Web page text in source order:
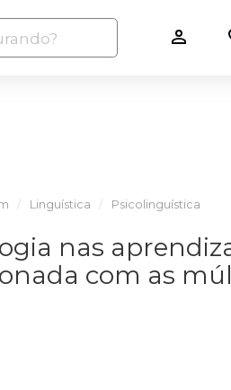
Linguística Psicolinguística
nas
com as